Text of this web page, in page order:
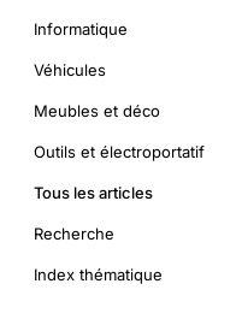
Informatique
Véhicules
Meubles et déco
Outils et électroportatif
Tous les articles
Recherche
Index thématique